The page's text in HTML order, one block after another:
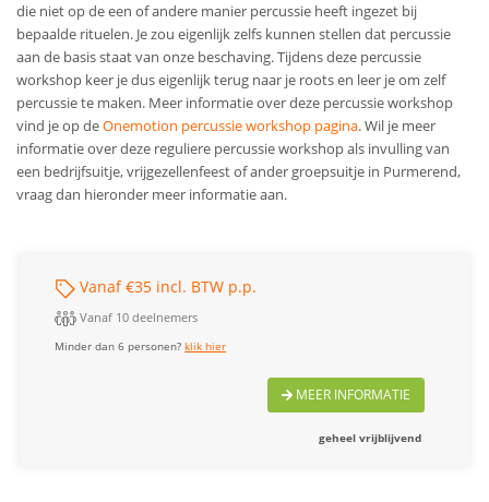
die niet op de een of andere manier percussie heeft ingezet bij
bepaalde rituelen. Je zou eigenlijk zelfs kunnen stellen dat percussie
aan de basis staat van onze beschaving. Tijdens deze percussie
workshop keer je dus eigenlijk terug naar je roots en leer je om zelf
percussie te maken. Meer informatie over deze percussie workshop
vind je op deOnemotion percussie workshop pagina. Wil je meer
informatie over deze reguliere percussie workshop als invulling van
een bedrijfsuitje, vrijgezellenfeest of ander groepsuitje in Purmerend,
vraag dan hieronder meer informatie aan.
Vanaf €35 incl. BTW p.p.
Vanaf 10 deelnemers
Minder dan 6 personen?klik hier
MEER INFORMATIE
geheel vrijblijvend